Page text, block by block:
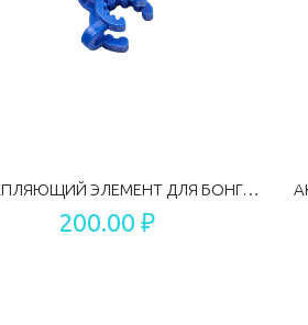
СКРЕПЛЯЮЩИЙ ЭЛЕМЕНТ ДЛЯ БОНГА MIX COLOR 14.5 ММ
200.00 ₽